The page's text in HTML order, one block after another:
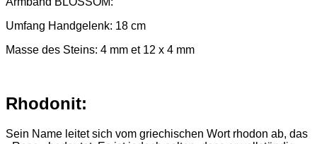
Umfang Handgelenk: 18 cm
Masse des Steins: 4 mm et 12 x 4 mm
Rhodonit:
Sein Name leitet sich vom griechischen Wort rhodon ab, das